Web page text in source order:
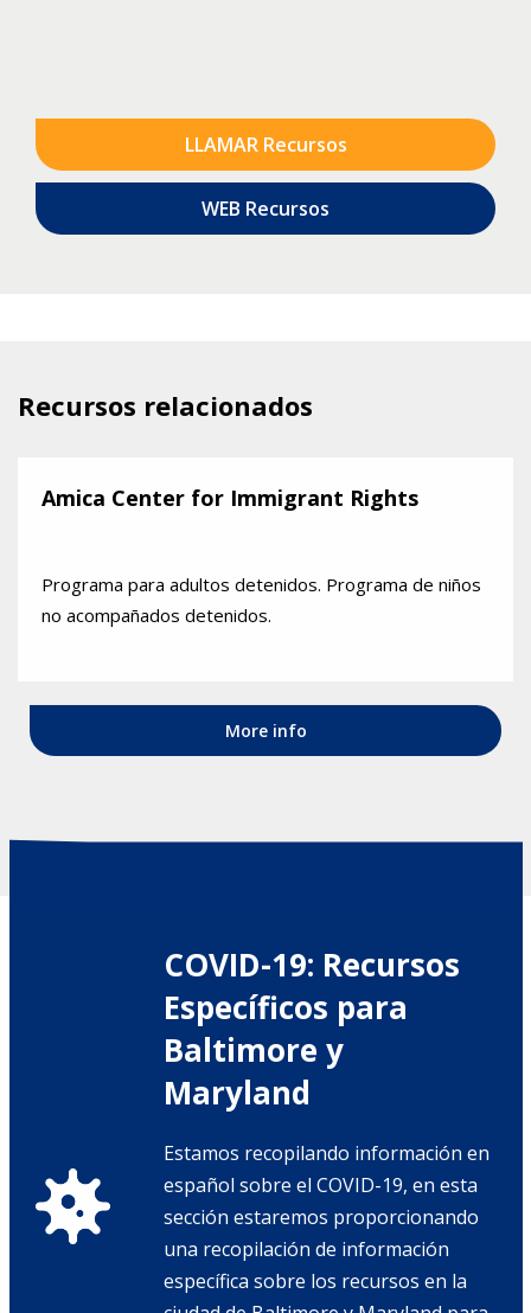
LLAMAR Recursos
WEB Recursos
Recursos relacionados
Amica Center for Immigrant Rights
Programa para adultos detenidos. Programa de niños
no acompañados detenidos.
More info
COVID-19: Recursos
Específicos para
Baltimore y
Maryland
Estamos recopilando información en
español sobre el COVID-19, en esta
sección estaremos proporcionando
una recopilación de información
específica sobre los recursos en la